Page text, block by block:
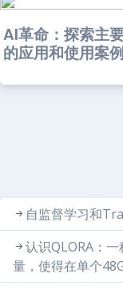
AI革命：探索主
的应用和使用案
自监督学习和
认识QLORA：
量，使得在单个